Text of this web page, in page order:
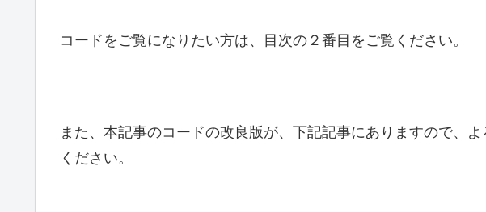
コードをご覧になりたい方は、目次の２番目をご覧ください。
また、本記事のコードの改良版が、下記記事にありますので、
ください。